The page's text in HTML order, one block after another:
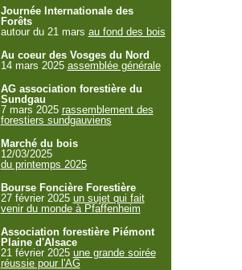
Journée Internationale des
Forêts
autour du 21 mars au fond des bois
Au coeur des Vosges du Nord
14 mars 2025 assemblée générale
AG association forestière du
Sundgau
7 mars 2025 rassemblement des
forestiers sundgauviens
Marché du bois
12/03/2025
du printemps 2025
Bourse Foncière Forestière
27 février 2025 un sujet qui fait
venir du monde à Pfaffenheim
Association forestière Piémont
Plaine d'Alsace
21 février 2025 une grande soirée
réussie pour l'AG